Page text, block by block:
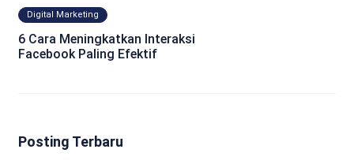
Digital Marketing
6 Cara Meningkatkan Interaksi
Facebook Paling Efektif
Posting Terbaru